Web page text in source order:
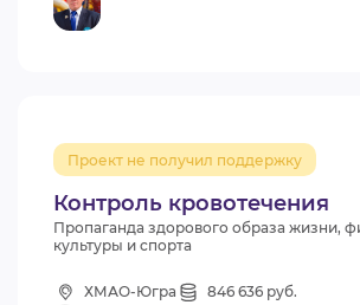
Контроль кровотечения
Проект не получил поддержку
Пропаганда здорового образа жизни,
культуры и спорта
ХМАО-Югра
846 636 руб.